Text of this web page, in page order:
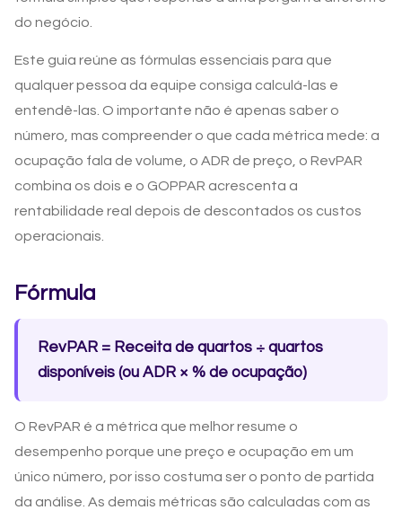
do negócio.
Este guia reúne as fórmulas essenciais para que
qualquer pessoa da equipe consiga calculá-las e
entendê-las. O importante não é apenas saber o
número, mas compreender o que cada métrica mede: a
ocupação fala de volume, o ADR de preço, o RevPAR
combina os dois e o GOPPAR acrescenta a
rentabilidade real depois de descontados os custos
operacionais.
Fórmula
RevPAR = Receita de quartos ÷ quartos
disponíveis (ou ADR × % de ocupação)
O RevPAR é a métrica que melhor resume o
desempenho porque une preço e ocupação em um
único número, por isso costuma ser o ponto de partida
da análise. As demais métricas são calculadas com as